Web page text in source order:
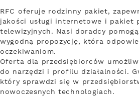
RFC oferuje rodzinny pakiet,
jakości usługi internetowe i pakiet
telewizyjnych. Nasi doradcy
wygodną propozycję, która
oczekiwaniom.
Oferta dla przedsiębiorców
do narzędzi i profilu działalności.
który sprawdzi się w
nowoczesnych technologiach.